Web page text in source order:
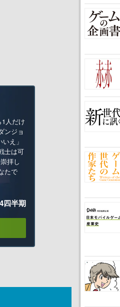
1人だけ
ンジョ
え」
士は可
拝し
たで
四半期